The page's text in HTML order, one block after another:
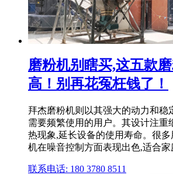
磨粉机别瞎买,这五款
高！别再花冤枉钱了！
拜杰磨粉机则以其强大的动力和稳
需要频繁使用的用户。其设计注重
热现象,延长设备的使用寿命。很
机在噪音控制方面表现出色,适合家
联系电话: 180 3780 8511